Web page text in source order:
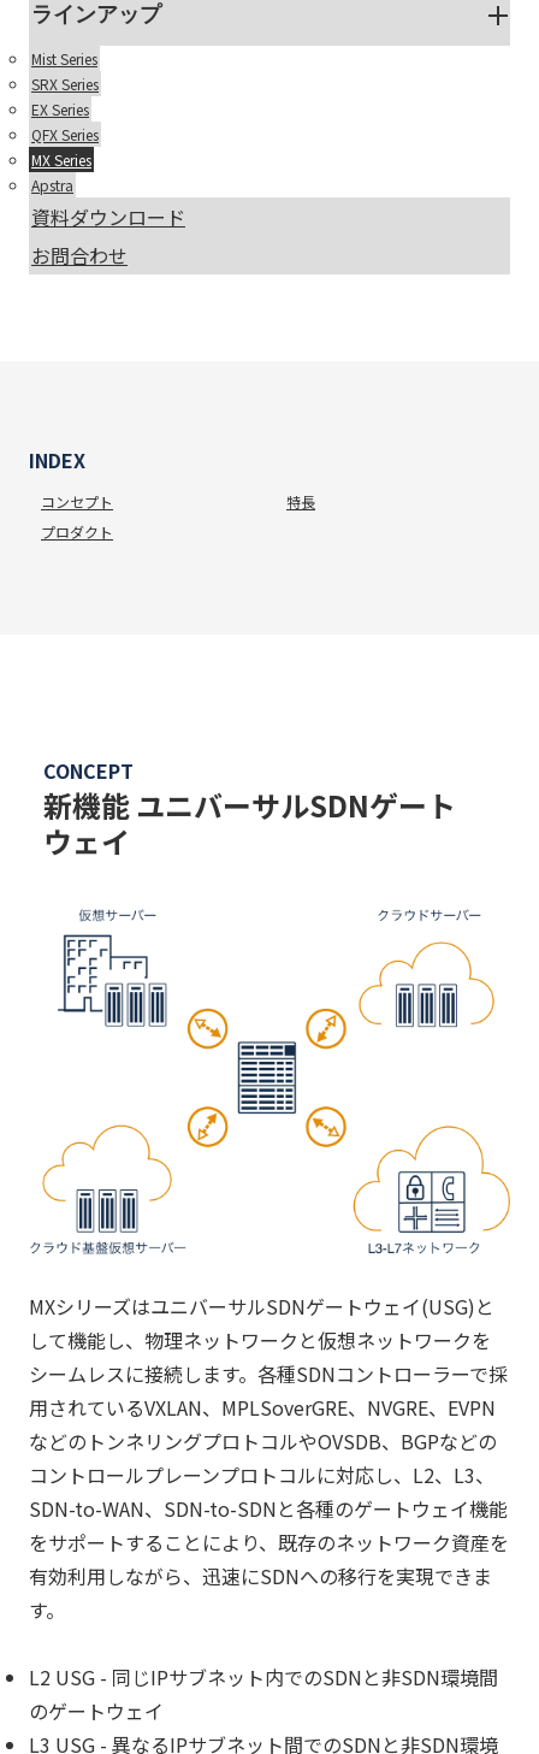
ラインアップ
Mist Series
SRX Series
EX Series
QFX Series
MX Series
Apstra
資料ダウンロード
お問合わせ
INDEX
コンセプト
特長
プロダクト
CONCEPT
新機能 ユニバーサルSDNゲート
ウェイ
MXシリーズはユニバーサルSDNゲートウェイ(USG)と
して機能し、物理ネットワークと仮想ネットワークを
シームレスに接続します。各種SDNコントローラーで採
用されているVXLAN、MPLSoverGRE、NVGRE、EVPN
などのトンネリングプロトコルやOVSDB、BGPなどの
コントロールプレーンプロトコルに対応し、L2、L3、
SDN-to-WAN、SDN-to-SDNと各種のゲートウェイ機能
をサポートすることにより、既存のネットワーク資産を
有効利用しながら、迅速にSDNへの移行を実現できま
す。
L2 USG - 同じIPサブネット内でのSDNと非SDN環境間
のゲートウェイ
L3 USG - 異なるIPサブネット間でのSDNと非SDN環境